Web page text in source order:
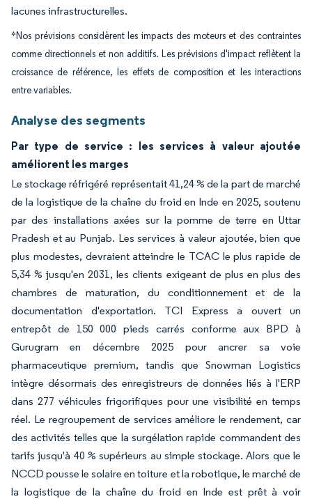
lacunes infrastructurelles.
*Nos prévisions considèrent les impacts des moteurs et des contraintes
comme directionnels et non additifs. Les prévisions d'impact reflètent la
croissance de référence, les effets de composition et les interactions
entre variables.
Analyse des segments
Par type de service : les services à valeur ajoutée
améliorent les marges
Le stockage réfrigéré représentait 41,24 % de la part de marché
de la logistique de la chaîne du froid en Inde en 2025, soutenu
par des installations axées sur la pomme de terre en Uttar
Pradesh et au Punjab. Les services à valeur ajoutée, bien que
plus modestes, devraient atteindre le TCAC le plus rapide de
5,34 % jusqu'en 2031, les clients exigeant de plus en plus des
chambres de maturation, du conditionnement et de la
documentation d'exportation. TCI Express a ouvert un
entrepôt de 150 000 pieds carrés conforme aux BPD à
Gurugram en décembre 2025 pour ancrer sa voie
pharmaceutique premium, tandis que Snowman Logistics
intègre désormais des enregistreurs de données liés à l'ERP
dans 277 véhicules frigorifiques pour une visibilité en temps
réel. Le regroupement de services améliore le rendement, car
des activités telles que la surgélation rapide commandent des
tarifs jusqu'à 40 % supérieurs au simple stockage. Alors que le
NCCD pousse le solaire en toiture et la robotique, le marché de
la logistique de la chaîne du froid en Inde est prêt à voir